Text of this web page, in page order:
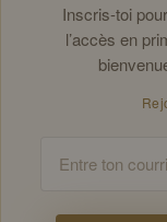
Inscris-toi
l’accès en